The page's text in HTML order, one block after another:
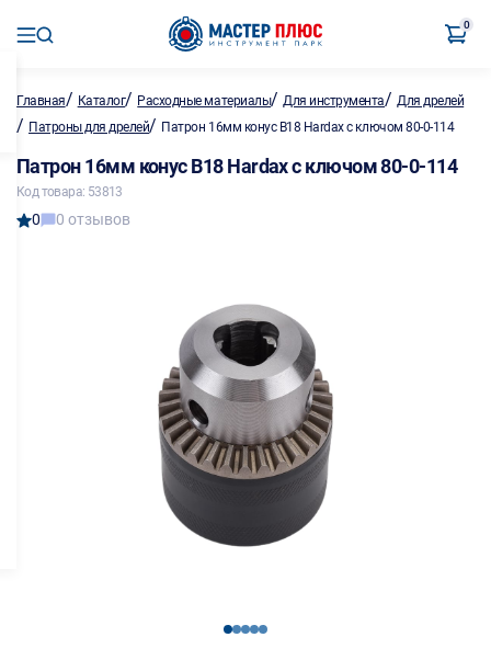
0
Главная/ Каталог/ Расходные материалы/Для инструмента/ Для дрелей
/ Патроны для дрелей/ Патрон 16мм конус В18 Hardax с ключом 80-0-114
Патрон 16мм конус В18 Hardax с ключом 80-0-114
Код товара: 53813
0 0 отзывов
12345